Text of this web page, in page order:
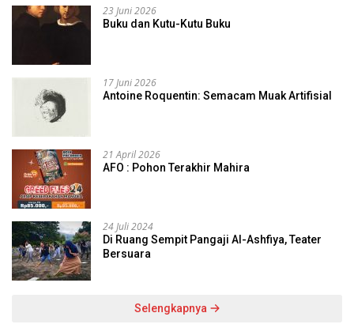
23 Juni 2026
Buku dan Kutu-Kutu Buku
17 Juni 2026
Antoine Roquentin: Semacam Muak Artifisial
21 April 2026
AFO : Pohon Terakhir Mahira
24 Juli 2024
Di Ruang Sempit Pangaji Al-Ashfiya, Teater
Bersuara
Selengkapnya